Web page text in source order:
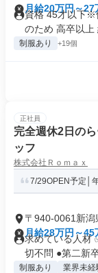
月給20万円～27
資格 45才以下※
のため 高卒以上
制服あり +19個
正社員
完全週休2日の
ッフ
株式会社Ｒｏｍａｘ
7/29OPEN予定│
〒940-0061新
月給28万円～45
求めている人材
切不問 ●第⼆新
制服あり 業界未経